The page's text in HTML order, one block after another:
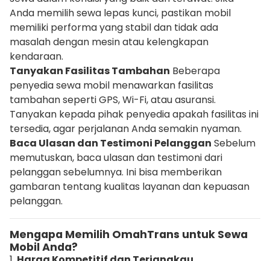
Anda memilih sewa lepas kunci, pastikan mobil
memiliki performa yang stabil dan tidak ada
masalah dengan mesin atau kelengkapan
kendaraan.
Tanyakan Fasilitas Tambahan Beberapa
penyedia sewa mobil menawarkan fasilitas
tambahan seperti GPS, Wi-Fi, atau asuransi.
Tanyakan kepada pihak penyedia apakah fasilitas ini
tersedia, agar perjalanan Anda semakin nyaman.
Baca Ulasan dan Testimoni Pelanggan Sebelum
memutuskan, baca ulasan dan testimoni dari
pelanggan sebelumnya. Ini bisa memberikan
gambaran tentang kualitas layanan dan kepuasan
pelanggan.
Mengapa Memilih OmahTrans untuk Sewa
Mobil Anda?